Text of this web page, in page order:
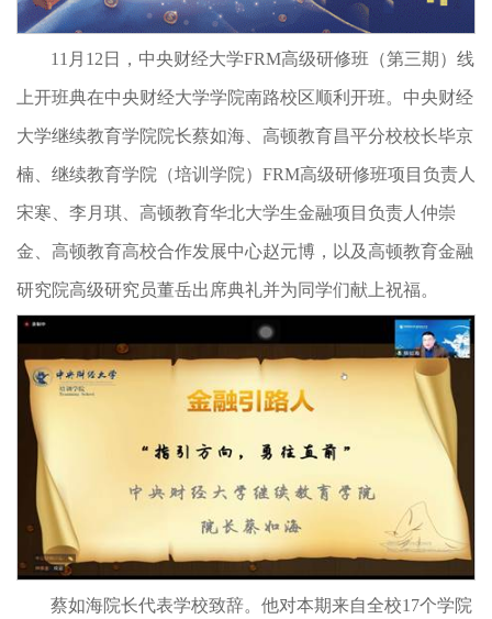
11月12日，中央财经大学FRM高级研修班（第三期）线
上开班典在中央财经大学学院南路校区顺利开班。中央财经
大学继续教育学院院长蔡如海、高顿教育昌平分校校长毕京
楠、继续教育学院（培训学院）FRM高级研修班项目负责人
宋寒、李月琪、高顿教育华北大学生金融项目负责人仲崇
金、高顿教育高校合作发展中心赵元博，以及高顿教育金融
研究院高级研究员董岳出席典礼并为同学们献上祝福。
蔡如海院长代表学校致辞。他对本期来自全校17个学院